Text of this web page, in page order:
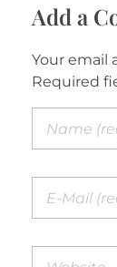
Add a
Your email
Required